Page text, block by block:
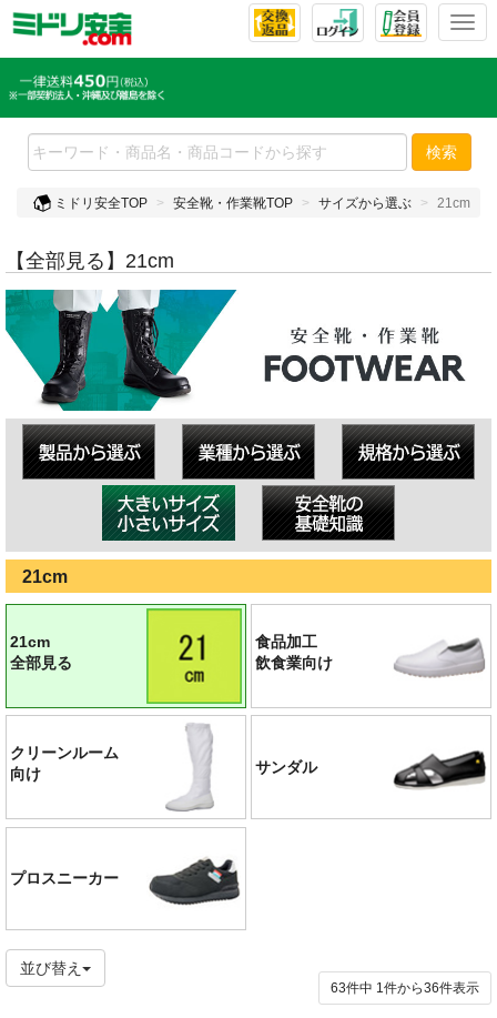
T
l
e
n
v
n
検索
ミドリ安全TOP 安全靴・作業靴TOP サイズから選ぶ 21cm
【全部見る】21cm
21cm
21cm
全部見る
食品加工
飲食業向け
クリーンルーム
向け
サンダル
プロスニーカー
並び替え
63件中 1 件から36件表示